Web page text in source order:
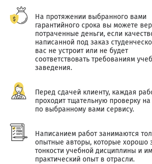
На протяжении выбранного вами
гарантийного срока вы можете
потраченные деньги, если
написанной под заказ
вас не устроит или не будет
соответствовать требованиям
заведения.
Перед сдачей клиенту, каждая
проходит тщательную проверку на
по выбранному вами сервису.
Написанием работ занимаются
опытные авторы, которые хорошо
тонкости учебной дисциплины и
практический опыт в отрасли.